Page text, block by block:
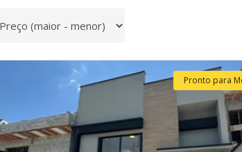
por
Pronto para